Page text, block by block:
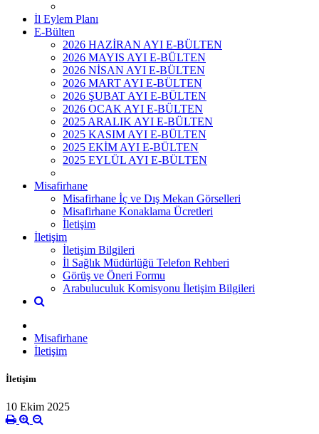
İl Eylem Planı
E-Bülten
2026 HAZİRAN AYI E-BÜLTEN
2026 MAYIS AYI E-BÜLTEN
2026 NİSAN AYI E-BÜLTEN
2026 MART AYI E-BÜLTEN
2026 ŞUBAT AYI E-BÜLTEN
2026 OCAK AYI E-BÜLTEN
2025 ARALIK AYI E-BÜLTEN
2025 KASIM AYI E-BÜLTEN
2025 EKİM AYI E-BÜLTEN
2025 EYLÜL AYI E-BÜLTEN
Misafirhane
Misafirhane İç ve Dış Mekan Görselleri
Misafirhane Konaklama Ücretleri
İletişim
İletişim
İletişim Bilgileri
İl Sağlık Müdürlüğü Telefon Rehberi
Görüş ve Öneri Formu
Arabuluculuk Komisyonu İletişim Bilgileri
Misafirhane
İletişim
İletişim
10 Ekim 2025